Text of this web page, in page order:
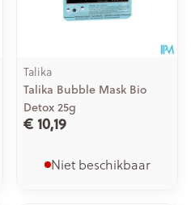
Talika
Talika Bubble Mask Bio
Detox 25g
€ 10,19
Niet beschikbaar